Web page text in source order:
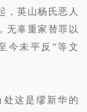
，英山杨氏恶人
无辜重家替罪以
今未平反”等文
这是缪新华的